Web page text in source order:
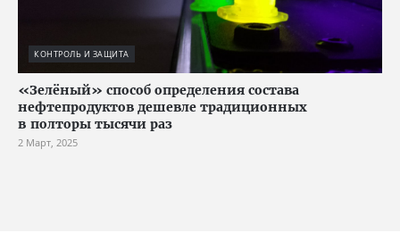
КОНТРОЛЬ И ЗАЩИТА
«Зелёный» способ определения состава
нефтепродуктов дешевле традиционных
в полторы тысячи раз
2 Март, 2025